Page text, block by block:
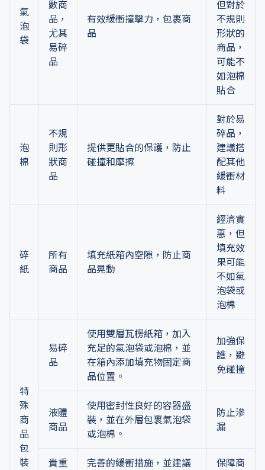
氣
泡
袋
數商
品，
尤其
易碎
品
有效緩衝撞擊力，包裹商
品
但對於
不規則
形狀的
商品，
可能不
如泡棉
貼合
泡
棉
不規
則形
狀商
品
提供更貼合的保護，防止
碰撞和摩擦
對於易
碎品，
建議搭
配其他
緩衝材
料
碎
紙
所有
商品
填充紙箱內空隙，防止商
品晃動
經濟實
惠，但
填充效
果可能
不如氣
泡袋或
泡棉
特
殊
商
品
包
裝
易碎
品
使用雙層瓦楞紙箱，加入
充足的氣泡袋或泡棉，並
在箱內添加填充物固定商
品位置。
加強保
護，避
免碰撞
液體
商品
使用密封性良好的容器盛
裝，並在外層包裹氣泡袋
或泡棉。
防止滲
漏
貴重
完善的緩衝措施，並建議
保障商